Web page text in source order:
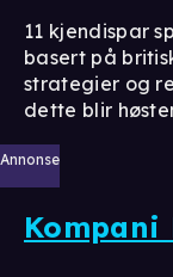
11 kjendispar
basert på
strategier og
dette blir
Annonse
Kompani